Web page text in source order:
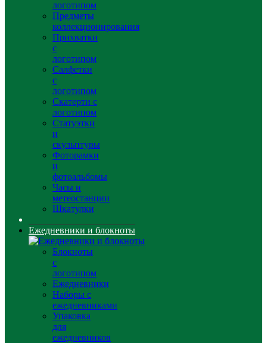
логотипом
Предметы
коллекционирования
Прихватки
с
логотипом
Салфетки
с
логотипом
Скатерти с
логотипом
Статуэтки
и
скульптуры
Фоторамки
и
фотоальбомы
Часы и
метеостанции
Шкатулки
Ежедневники и блокноты
Блокноты
с
логотипом
Ежедневники
Наборы с
ежедневниками
Упаковка
для
ежедневников